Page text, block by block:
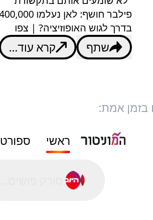
בדרך לגוש האופוזיציה? | צפו
קרא עוד... שתף
בזמן אמת:
ראשי ספורט